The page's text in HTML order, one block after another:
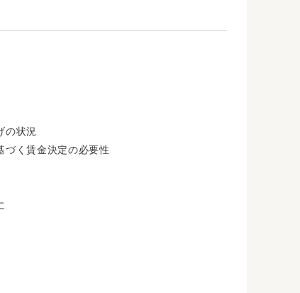
の状況
く賃金決定の必要性